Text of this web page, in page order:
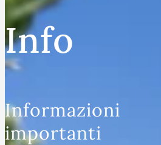
Info
Informazioni
importanti